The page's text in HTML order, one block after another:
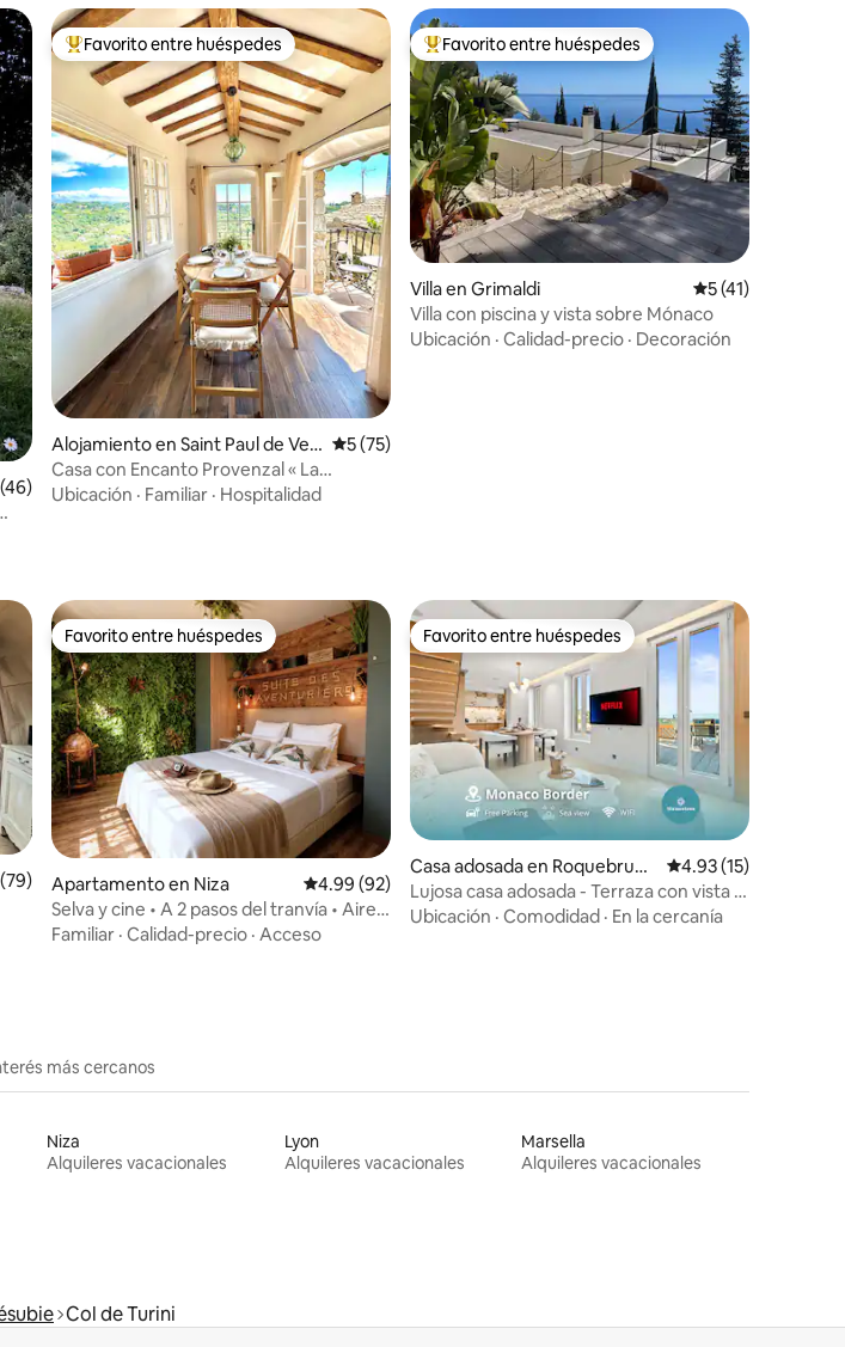
promedio: 5 de 5, 46 reseñas
Favorito entre huéspedes preferido
Favorito entre huéspedes
Alojamiento en Saint Paul de Ven
ce
Calificación promedio: 5 de 5, 75 reseñas
5 (75)
Casa con Encanto Provenzal « La
Casetta »
Ubicación · Familiar · Hospitalidad
Favorito entre huéspedes preferido
Favorito entre huéspedes
Villa en Grimaldi Calificación
5 (41)
Villa con piscina y vista sobre Mónaco
Ubicación · Calidad-precio · Decoración
promedio: 4.99 de 5, 79 reseñas
Favorito entre huéspedes
Favorito entre huéspedes
Apartamento en Niza Calificación promedio: 4.99 de 5, 92 reseñas
4.99 (92)
Selva y cine • A 2 pasos del tranvía • Aire
acondicionado
Familiar · Calidad-precio · Acceso
Favorito entre huéspedes
Favorito entre huéspedes
Casa adosada en Roquebrune
-Cap-Martin
Calificación
4.93 (15)
Lujosa casa adosada - Terraza con vista al
mar - GB
Ubicación · Comodidad · En la cercanía
más cercanos
Niza
Alquileres vacacionales
Lyon
Alquileres vacacionales
Marsella
Alquileres vacacionales
Col de Turini